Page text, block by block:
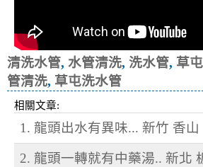
清洗水管, 水管清洗, 洗水管, 草
管清洗, 草屯洗水管
相關文章:
1. 龍頭出水有異味... 新竹 香
2. 龍頭一轉就有中藥湯.. 新北